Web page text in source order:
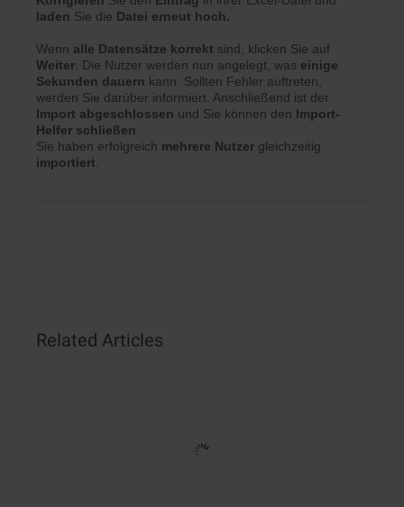
laden Sie die Datei erneut hoch.
Wenn alle Datensätze korrekt sind, klicken Sie auf
Weiter. Die Nutzer werden nun angelegt, was einige
Sekunden dauern kann. Sollten Fehler auftreten,
werden Sie darüber informiert. Anschließend ist der
Import abgeschlossen und Sie können den Import-
Helfer schließen.
Sie haben erfolgreich mehrere Nutzer gleichzeitig
importiert.
Related Articles